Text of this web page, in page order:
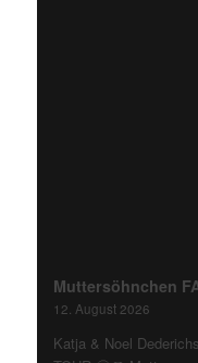
Muttersöhnchen
12. August 2026
Katja & Noel